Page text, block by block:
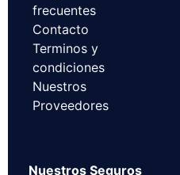
frecuentes
Contacto
Terminos y
condiciones
Nuestros
Proveedores
Nuestros Seguros